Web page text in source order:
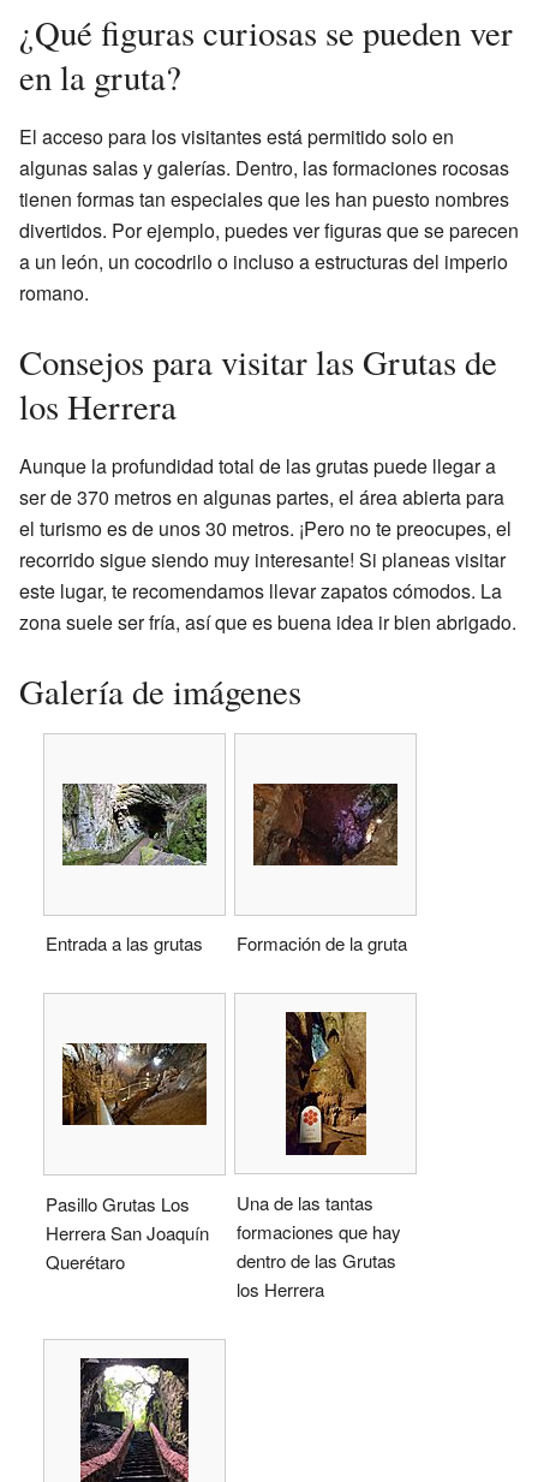
¿Qué figuras curiosas se pueden ver
en la gruta?
El acceso para los visitantes está permitido solo en
algunas salas y galerías. Dentro, las formaciones rocosas
tienen formas tan especiales que les han puesto nombres
divertidos. Por ejemplo, puedes ver figuras que se parecen
a un león, un cocodrilo o incluso a estructuras del imperio
romano.
Consejos para visitar las Grutas de
los Herrera
Aunque la profundidad total de las grutas puede llegar a
ser de 370 metros en algunas partes, el área abierta para
el turismo es de unos 30 metros. ¡Pero no te preocupes, el
recorrido sigue siendo muy interesante! Si planeas visitar
este lugar, te recomendamos llevar zapatos cómodos. La
zona suele ser fría, así que es buena idea ir bien abrigado.
Galería de imágenes
Entrada a las grutas Formación de la gruta
Pasillo Grutas Los
Herrera San Joaquín
Querétaro
Una de las tantas
formaciones que hay
dentro de las Grutas
los Herrera